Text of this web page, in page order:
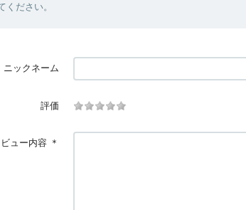
ください。
ニックネーム
評価
ビュー内容 ＊